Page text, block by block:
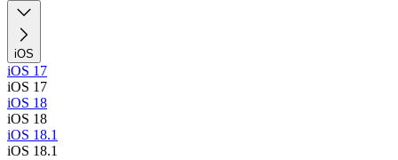
iOS
iOS 17
iOS 17
iOS 18
iOS 18
iOS 18.1
iOS 18.1